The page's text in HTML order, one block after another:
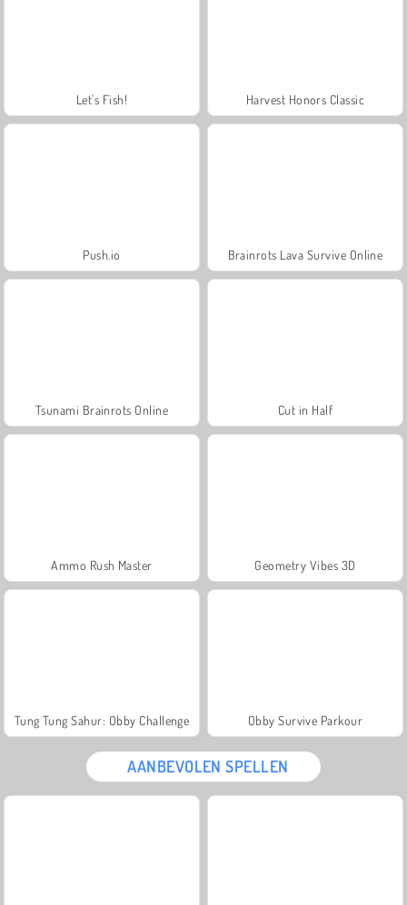
Let's Fish! Harvest Honors Classic
Push.io Brainrots Lava Survive Online
Tsunami Brainrots Online Cut in Half
Ammo Rush Master Geometry Vibes 3D
Tung Tung Sahur: Obby Challenge Obby Survive Parkour
AANBEVOLEN SPELLEN